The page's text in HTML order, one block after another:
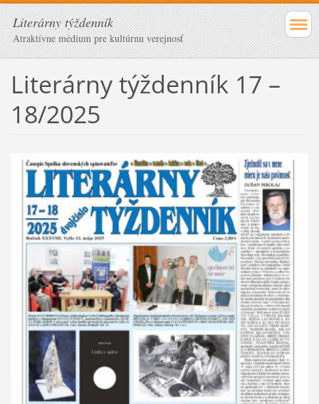
Literárny týždenník
Atraktívne médium pre kultúrnu verejnosť
Literárny týždenník 17 –
18/2025